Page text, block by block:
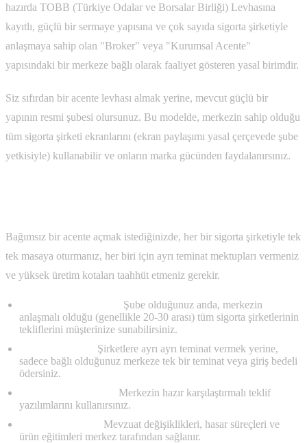
hazırda TOBB (Türkiye Odalar ve Borsalar Birliği) Levhasına
kayıtlı, güçlü bir sermaye yapısına ve çok sayıda sigorta şirketiyle
anlaşmaya sahip olan "Broker" veya "Kurumsal Acente"
yapısındaki bir merkeze bağlı olarak faaliyet gösteren yasal birimdir.
Siz sıfırdan bir acente levhası almak yerine, mevcut güçlü bir
yapının resmi şubesi olursunuz. Bu modelde, merkezin sahip olduğu
tüm sigorta şirketi ekranlarını (ekran paylaşımı yasal çerçevede şube
yetkisiyle) kullanabilir ve onların marka gücünden faydalanırsınız.
Bağımsız bir acente açmak istediğinizde, her bir sigorta şirketiyle tek
tek masaya oturmanız, her biri için ayrı teminat mektupları vermeniz
ve yüksek üretim kotaları taahhüt etmeniz gerekir.
Şube olduğunuz anda, merkezin
anlaşmalı olduğu (genellikle 20-30 arası) tüm sigorta şirketlerinin
tekliflerini müşterinize sunabilirsiniz.
Şirketlere ayrı ayrı teminat vermek yerine,
sadece bağlı olduğunuz merkeze tek bir teminat veya giriş bedeli
ödersiniz.
Merkezin hazır karşılaştırmalı teklif
yazılımlarını kullanırsınız.
Mevzuat değişiklikleri, hasar süreçleri ve
ürün eğitimleri merkez tarafından sağlanır.